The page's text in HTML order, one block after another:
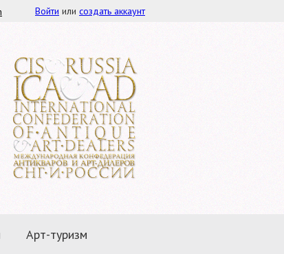
Арт-туризм
Войти или создать аккаунт